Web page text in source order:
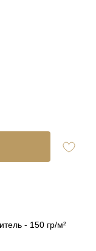
- 150 гр/м²